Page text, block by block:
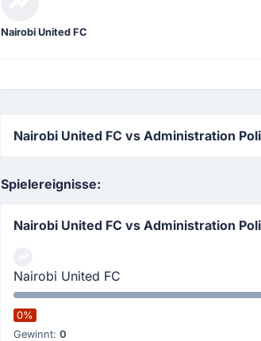
Nairobi United FC
Nairobi United FC vs Administration
Spielereignisse:
Nairobi United FC vs Administration
Nairobi United FC
0%
Gewinnt: 0